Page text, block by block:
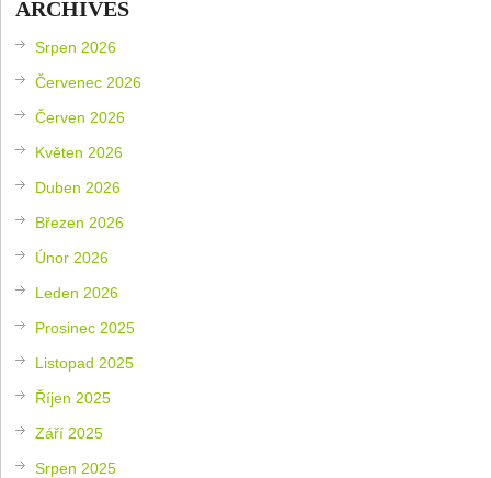
ARCHIVES
Srpen 2026
Červenec 2026
Červen 2026
Květen 2026
Duben 2026
Březen 2026
Únor 2026
Leden 2026
Prosinec 2025
Listopad 2025
Říjen 2025
Září 2025
Srpen 2025